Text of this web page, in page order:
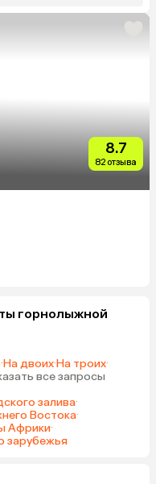
8.7
82 отзыва
горнолыжной
·На двоих·На троих·
все запросы
залива·
Востока·
Африки·
зарубежья